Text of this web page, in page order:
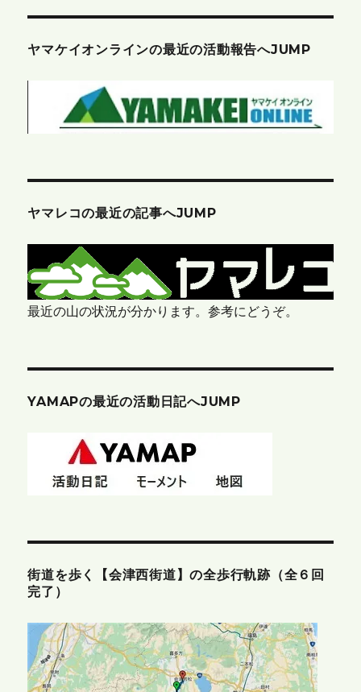
ヤマケイオンラインの最近の活動報告へJUMP
ヤマレコの最近の記事へJUMP
最近の山の状況が分かります。参考にどうぞ。
YAMAPの最近の活動日記へJUMP
街道を歩く【会津西街道】の全歩行軌跡（全６回
完了）